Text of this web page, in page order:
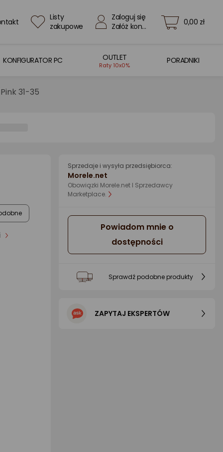
Listy
zakupowe
Zaloguj się
Załóż konto
0,00 zł
KONFIGURATOR PC OUTLET
Raty 10x0%
PORADNIKI
31-35
Sprzedaje i wysyła przedsiębiorca:
Morele.net
Obowiązki Morele.net I Sprzedawcy
Marketplace.
Powiadom mnie o
dostępności
Sprawdź podobne produkty
ZAPYTAJ EKSPERTÓW